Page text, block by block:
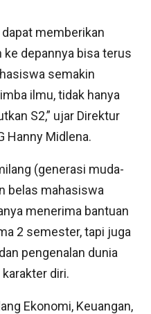
memberikan
ke depannya bisa terus
semakin
ilmu, tidak hanya
S2,” ujar Direktur
Hanny Midlena.
(generasi muda-
belas mahasiswa
menerima bantuan
2 semester, tapi juga
pengenalan dunia
diri.
Ekonomi, Keuangan,